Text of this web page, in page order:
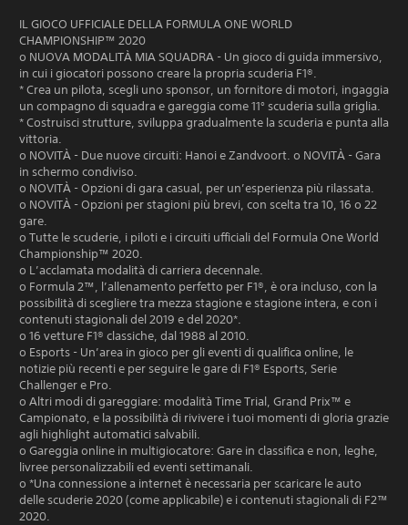
IL GIOCO UFFICIALE DELLA FORMULA ONE WORLD
CHAMPIONSHIP™ 2020
o NUOVA MODALITÀ MIA SQUADRA - Un gioco di guida immersivo,
in cui i giocatori possono creare la propria scuderia F1®.
* Crea un pilota, scegli uno sponsor, un fornitore di motori, ingaggia
un compagno di squadra e gareggia come 11° scuderia sulla griglia.
* Costruisci strutture, sviluppa gradualmente la scuderia e punta alla
vittoria.
o NOVITÀ - Due nuove circuiti: Hanoi e Zandvoort. o NOVITÀ - Gara
in schermo condiviso.
o NOVITÀ - Opzioni di gara casual, per un’esperienza più rilassata.
o NOVITÀ - Opzioni per stagioni più brevi, con scelta tra 10, 16 o 22
gare.
o Tutte le scuderie, i piloti e i circuiti ufficiali del Formula One World
Championship™ 2020.
o L’acclamata modalità di carriera decennale.
o Formula 2™, l’allenamento perfetto per F1®, è ora incluso, con la
possibilità di scegliere tra mezza stagione e stagione intera, e con i
contenuti stagionali del 2019 e del 2020*.
o 16 vetture F1® classiche, dal 1988 al 2010.
o Esports - Un’area in gioco per gli eventi di qualifica online, le
notizie più recenti e per seguire le gare di F1® Esports, Serie
Challenger e Pro.
o Altri modi di gareggiare: modalità Time Trial, Grand Prix™ e
Campionato, e la possibilità di rivivere i tuoi momenti di gloria grazie
agli highlight automatici salvabili.
o Gareggia online in multigiocatore: Gare in classifica e non, leghe,
livree personalizzabili ed eventi settimanali.
o *Una connessione a internet è necessaria per scaricare le auto
delle scuderie 2020 (come applicabile) e i contenuti stagionali di F2™
2020.